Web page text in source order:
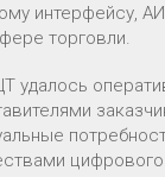
торговли.
удалось